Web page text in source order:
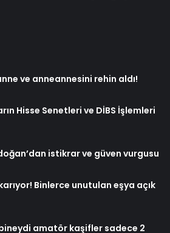
ve anneannesini rehin aldı!
Hisse Senetleri ve DİBS İşlemleri
istikrar ve güven vurgusu
Binlerce unutulan eşya açık
amatör kaşifler sadece 2